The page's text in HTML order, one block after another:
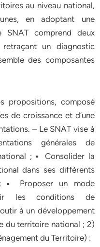
au niveau national,
en adoptant une
SNAT comprend deux
un diagnostic
des composantes
propositions, composé
de croissance et d’une
– Le SNAT vise à
générales de
; ▪ Consolider la
dans ses différents
▪ Proposer un mode
les conditions de
à un développement
du territoire national ; 2)
du Territoire) :